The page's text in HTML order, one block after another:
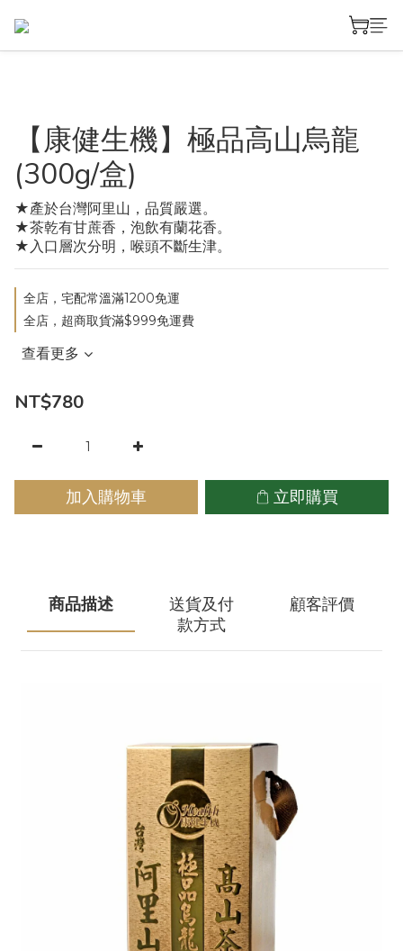
【康健生機】極品高山烏龍
(300g/盒)
★產於台灣阿里山，品質嚴選。
★茶乾有甘蔗香，泡飲有蘭花香。
★入口層次分明，喉頭不斷生津。
全店，宅配常溫滿1200免運
全店，超商取貨滿$999免運費
查看更多
NT$780
加入購物車 立即購買
商品描述
送貨及付
款方式
顧客評價